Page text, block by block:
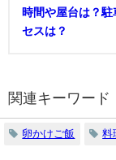
時間や屋台は？駐
セスは？
関連キーワード
卵かけご飯 料